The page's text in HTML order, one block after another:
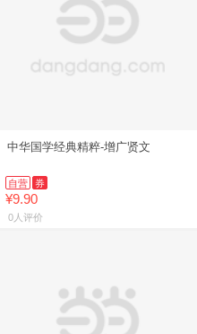
中华国学经典精粹-增广贤文
自营 券
¥9.90
0人评价